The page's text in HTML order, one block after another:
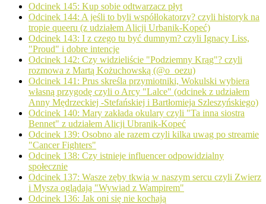
Odcinek 145: Kup sobie odtwarzacz płyt
Odcinek 144: A jeśli to byli współlokatorzy? czyli historyk na
tropie queeru (z udziałem Alicji Urbanik-Kopeć)
Odcinek 143: I z czego tu być dumnym? czyli Ignacy Liss,
"Proud" i dobre intencje
Odcinek 142: Czy widzieliście "Podziemny Krąg"? czyli
rozmowa z Martą Kożuchowską (@o_oezu)
Odcinek 141: Prus skreśla przymiotniki, Wokulski wybiera
własną przygodę czyli o Arcy "Lalce" (odcinek z udziałem
Anny Mędrzeckiej -Stefańskiej i Bartłomieja Szleszyńskiego)
Odcinek 140: Mary zakłada okulary czyli "Ta inna siostra
Bennet" z udziałem Alicji Ubranik-Kopeć
Odcinek 139: Osobno ale razem czyli kilka uwag po streamie
"Cancer Fighters"
Odcinek 138: Czy istnieje influencer odpowidzialny
społecznie
Odcinek 137: Wasze zęby tkwią w naszym sercu czyli Zwierz
i Mysza oglądają "Wywiad z Wampirem"
Odcinek 136: Jak oni się nie kochają